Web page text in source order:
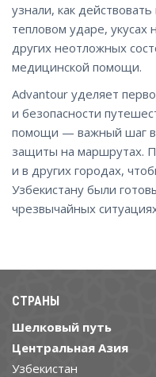
узнали, как
тепловом ударе, укусах
других неотложных
медицинской помощи.
Advantour уделяет
и безопасности
помощи — важный шаг в
защиты на маршрутах.
и в других городах,
Узбекистану были
чрезвычайных
СТРАНЫ
Шелковый путь
Центральная Азия
Узбекистан